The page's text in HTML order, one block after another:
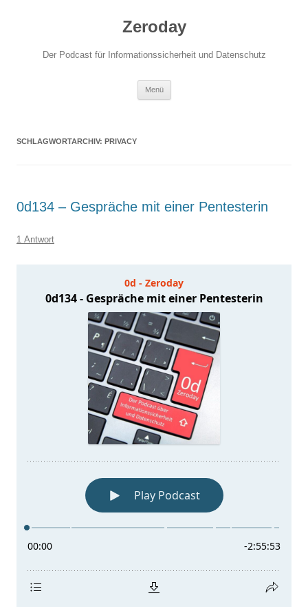
Zeroday
Der Podcast für Informationssicherheit und Datenschutz
Menü
SCHLAGWORTARCHIV: PRIVACY
0d134 – Gespräche mit einer Pentesterin
1 Antwort